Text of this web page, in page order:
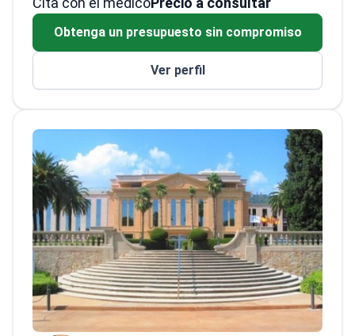
técnicas de imagen y protocolos de
Con un enfoque en la fisiopatología, la imagen
especializada en oftalmología en la
Universitat Autònoma de Barcelona y becas
en la Universidad de Harvard y el Instituto
Tecnológico y de Estudios Superiores de
Monterrey.<\/p>El doctor es Miembro
Investigador Electo de la Alianza
Internacional AMD y asesor científico de la
Asociación Europea para la Investigación de la
Visión y el Ojo. Las membresías incluyen 12
sociedades científicas como la Macula
Obtenga un presupuesto sin compromiso
Ver perfil